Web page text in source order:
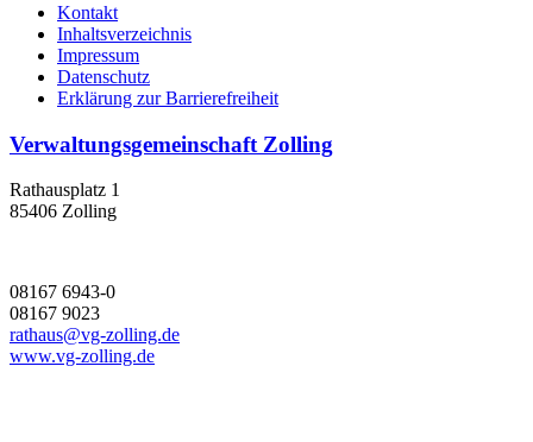
Kontakt
Inhaltsverzeichnis
Impressum
Datenschutz
Erklärung zur Barrierefreiheit
Verwaltungsgemeinschaft Zolling
Rathausplatz 1
85406 Zolling
08167 6943-0
08167 9023
rathaus@vg-zolling.de
www.vg-zolling.de